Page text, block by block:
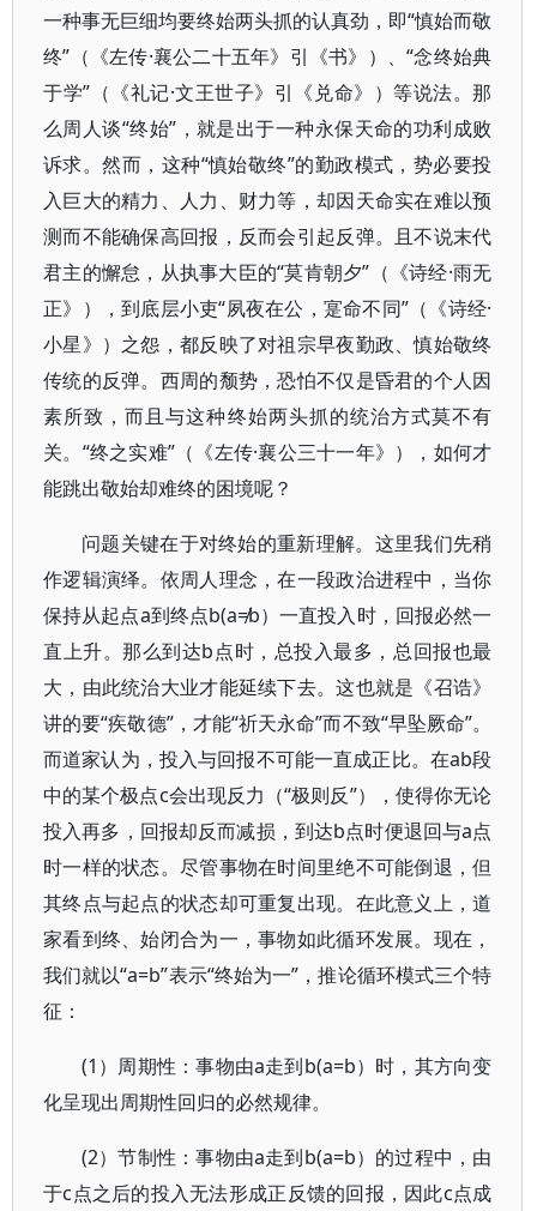
一种事无巨细均要终始两头抓的认真劲，即“慎始而敬
终”（《左传·襄公二十五年》引《书》）、“念终始典
于学”（《礼记·文王世子》引《兑命》）等说法。那
么周人谈“终始”，就是出于一种永保天命的功利成败
诉求。然而，这种“慎始敬终”的勤政模式，势必要投
入巨大的精力、人力、财力等，却因天命实在难以预
测而不能确保高回报，反而会引起反弹。且不说末代
君主的懈怠，从执事大臣的“莫肯朝夕”（《诗经·雨无
正》），到底层小吏“夙夜在公，寔命不同”（《诗经·
小星》）之怨，都反映了对祖宗早夜勤政、慎始敬终
传统的反弹。西周的颓势，恐怕不仅是昏君的个人因
素所致，而且与这种终始两头抓的统治方式莫不有
关。“终之实难”（《左传·襄公三十一年》），如何才
能跳出敬始却难终的困境呢？
问题关键在于对终始的重新理解。这里我们先稍
作逻辑演绎。依周人理念，在一段政治进程中，当你
保持从起点a到终点b(a≠b）一直投入时，回报必然一
直上升。那么到达b点时，总投入最多，总回报也最
大，由此统治大业才能延续下去。这也就是《召诰》
讲的要“疾敬德”，才能“祈天永命”而不致“早坠厥命”。
而道家认为，投入与回报不可能一直成正比。在ab段
中的某个极点c会出现反力（“极则反”），使得你无论
投入再多，回报却反而减损，到达b点时便退回与a点
时一样的状态。尽管事物在时间里绝不可能倒退，但
其终点与起点的状态却可重复出现。在此意义上，道
家看到终、始闭合为一，事物如此循环发展。现在，
我们就以“a=b”表示“终始为一”，推论循环模式三个特
征：
(1）周期性：事物由a走到b(a=b）时，其方向变
化呈现出周期性回归的必然规律。
(2）节制性：事物由a走到b(a=b）的过程中，由
于c点之后的投入无法形成正反馈的回报，因此c点成